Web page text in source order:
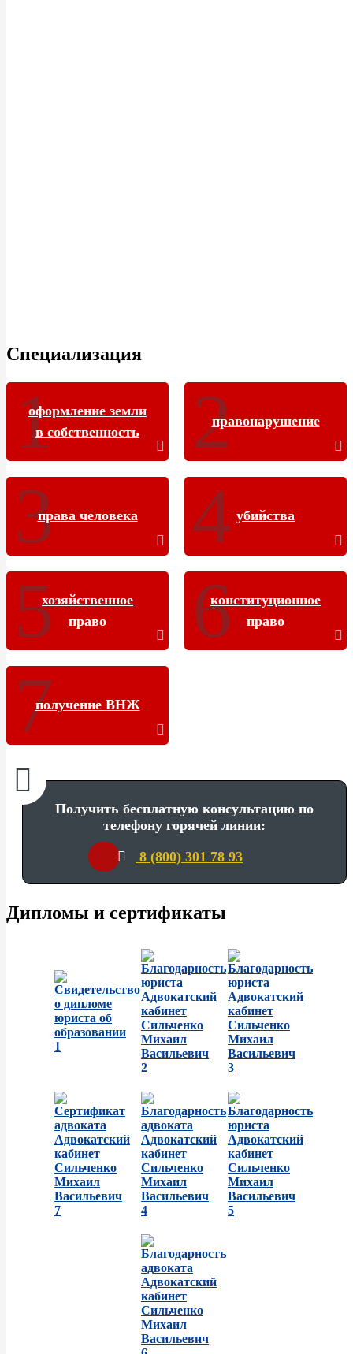
Специализация
оформление земли
в собственность
правонарушение
права человека убийства
хозяйственное
право
конституционное
право
получение ВНЖ
Получить бесплатную консультацию по
телефону горячей линии:
8 (800) 301 78 93
Дипломы и сертификаты